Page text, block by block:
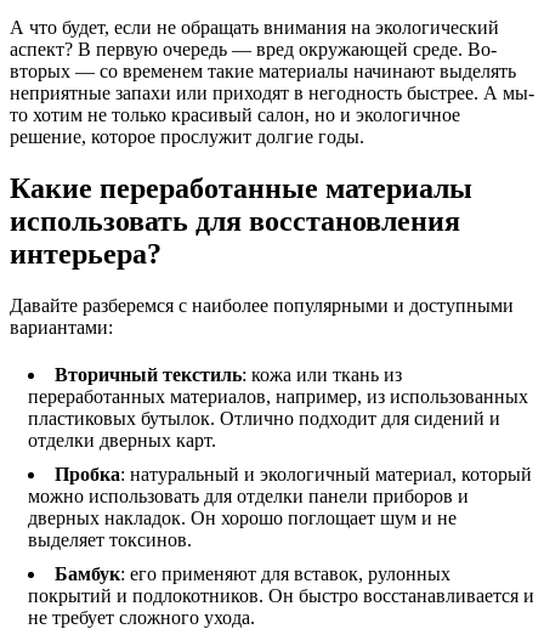
А что будет, если не обращать внимания на экологический
аспект? В первую очередь — вред окружающей среде. Во-
вторых — со временем такие материалы начинают выделять
неприятные запахи или приходят в негодность быстрее. А мы-
то хотим не только красивый салон, но и экологичное
решение, которое прослужит долгие годы.
Какие переработанные материалы
использовать для восстановления
интерьера?
Давайте разберемся с наиболее популярными и доступными
вариантами:
Вторичный текстиль: кожа или ткань из
переработанных материалов, например, из использованных
пластиковых бутылок. Отлично подходит для сидений и
отделки дверных карт.
Пробка: натуральный и экологичный материал, который
можно использовать для отделки панели приборов и
дверных накладок. Он хорошо поглощает шум и не
выделяет токсинов.
Бамбук: его применяют для вставок, рулонных
покрытий и подлокотников. Он быстро восстанавливается и
не требует сложного ухода.